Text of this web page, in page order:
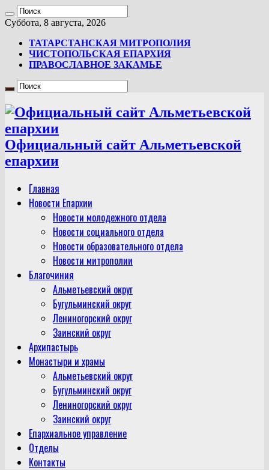
Суббота, 8 августа, 2026
ТАТАРСТАНСКАЯ МИТРОПОЛИЯ
ЧИСТОПОЛЬСКАЯ ЕПАРХИЯ
ПРАВОСЛАВНОЕ ЗАКАМЬЕ
Официальный сайт Альметьевской
епархии
Главная
Новости Епархии
Новости молодежного отдела
Новости социального отдела
Новости образовательного отдела
Новости митрополии
Благочиния
Альметьевский округ
Бугульминский округ
Лениногорский округ
Заинский округ
Архипастырь
Монастыри и храмы
Альметьевский округ
Бугульминский округ
Лениногорский округ
Заинский округ
Епархиальное управление
Отделы
Контакты